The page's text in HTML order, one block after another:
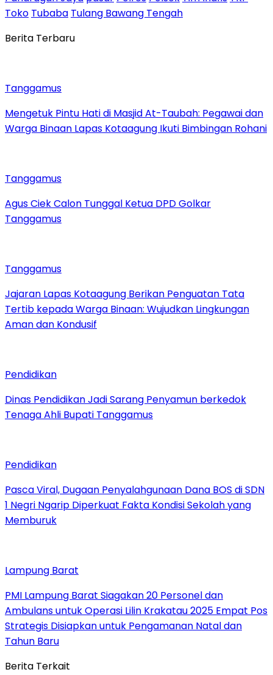
Toko Tubaba Tulang Bawang Tengah
Berita Terbaru
Tanggamus
Mengetuk Pintu Hati di Masjid At-Taubah: Pegawai dan
Warga Binaan Lapas Kotaagung Ikuti Bimbingan Rohani
Tanggamus
Agus Ciek Calon Tunggal Ketua DPD Golkar
Tanggamus
Tanggamus
Jajaran Lapas Kotaagung Berikan Penguatan Tata
Tertib kepada Warga Binaan: Wujudkan Lingkungan
Aman dan Kondusif
Pendidikan
Dinas Pendidikan Jadi Sarang Penyamun berkedok
Tenaga Ahli Bupati Tanggamus
Pendidikan
Pasca Viral, Dugaan Penyalahgunaan Dana BOS di SDN
1 Negri Ngarip Diperkuat Fakta Kondisi Sekolah yang
Memburuk
Lampung Barat
PMI Lampung Barat Siagakan 20 Personel dan
Ambulans untuk Operasi Lilin Krakatau 2025 Empat Pos
Strategis Disiapkan untuk Pengamanan Natal dan
Tahun Baru
Berita Terkait